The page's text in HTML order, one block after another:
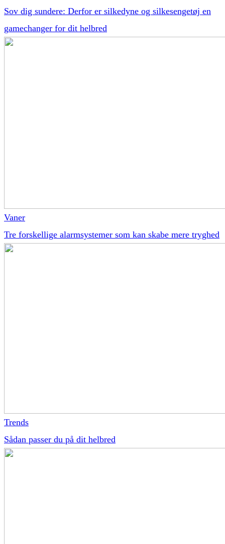
Sov dig sundere: Derfor er silkedyne og silkesengetøj en
gamechanger for dit helbred
Vaner
Tre forskellige alarmsystemer som kan skabe mere tryghed
Trends
Sådan passer du på dit helbred